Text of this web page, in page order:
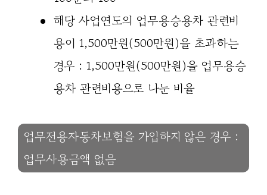
해당 사업연도의 업무용승용차 관련비
용이 1,500만원(500만원)을 초과하는
경우 : 1,500만원(500만원)을 업무용승
용차 관련비용으로 나눈 비율
업무전용자동차보험을 가입하지 않은 경우 :
업무사용금액 없음